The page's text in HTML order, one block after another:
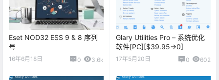
Eset NOD32 ESS 9 & 8 序列
号
16年6月18日 0 3.6k
Glary Utilities Pro – 系统优化
软件[PC][$39.95→0]
17年5月20日 0 602